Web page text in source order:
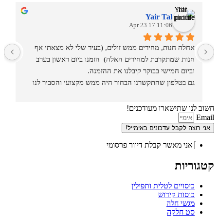
Yair Tal
11:06 17 Apr 23
וביום חמישי בבוקר קיבלנו את ההזמנה.
חשוב לנו שתישארו מעודכנים!
Email
אני רוצה לקבל עדכונים באימייל!
אני מאשר קבלת דיוור פרסומי
קטגוריות
כיסויים לטלית ותפילין
כוסות קידוש
מגשי חלה
סט חלקה